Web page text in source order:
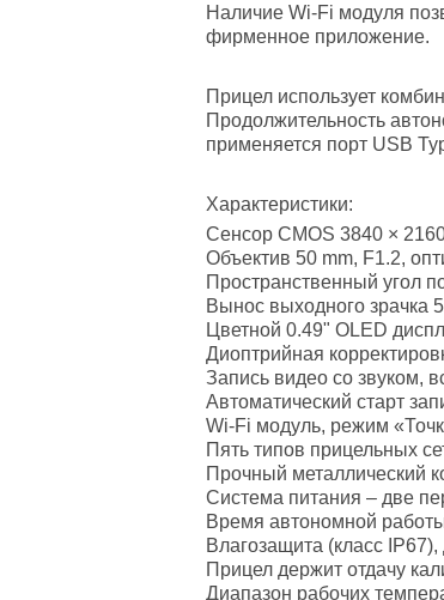
Наличие Wi-Fi модуля
фирменное приложение.
Прицел использует
Продолжительность
применяется порт USB
Характеристики:
Сенсор CMOS 3840 ×
Объектив 50 mm, F1.2,
Пространственный угол
Вынос выходного зрачка
Цветной 0.49" OLED
Диоптрийная
Запись видео со звуком,
Автоматический старт
Wi-Fi модуль, режим
Пять типов прицельных
Прочный металлический
Система питания – две
Время автономной
Влагозащита (класс
Прицел держит отдачу
Диапазон рабочих